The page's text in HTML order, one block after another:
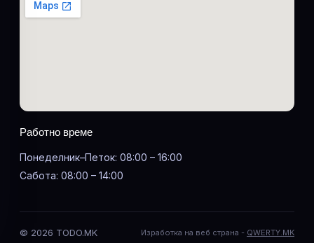
Работно време
Понеделник–Петок: 08:00 – 16:00
Сабота: 08:00 – 14:00
© 2026 TODO.MK Изработка на веб страна - QWERTY.MK